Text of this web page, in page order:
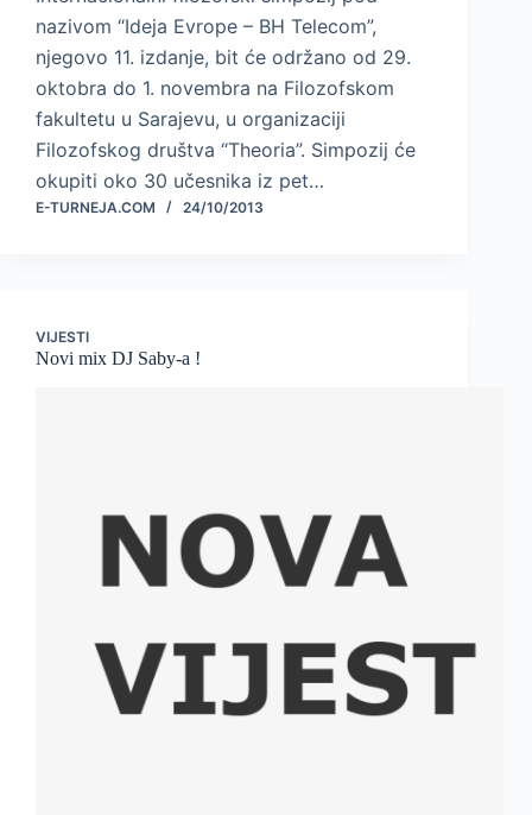
nazivom “Ideja Evrope – BH Telecom”,
njegovo 11. izdanje, bit će održano od 29.
oktobra do 1. novembra na Filozofskom
fakultetu u Sarajevu, u organizaciji
Filozofskog društva “Theoria”. Simpozij će
okupiti oko 30 učesnika iz pet…
E-TURNEJA.COM 24/10/2013
VIJESTI
Novi mix DJ Saby-a !